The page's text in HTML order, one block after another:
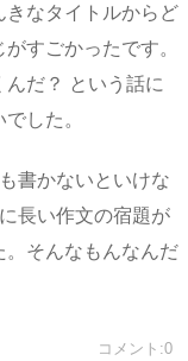
きなタイトルからど
すごかったです。
だ？ という話に
した。
書かないといけな
長い作文の宿題が
。そんなもんなんだ
コメント:0